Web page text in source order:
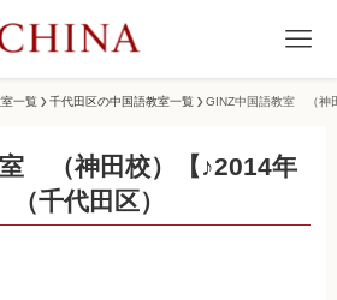
一覧 千代田区の中国語教室一覧 GINZ中国語教室 （神
（神田校）【♪2014年
千代田区）